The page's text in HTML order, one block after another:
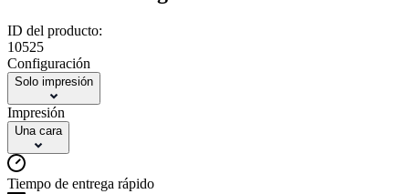
ID del producto:
10525
Configuración
Solo impresión
Impresión
Una cara
Tiempo de entrega rápido